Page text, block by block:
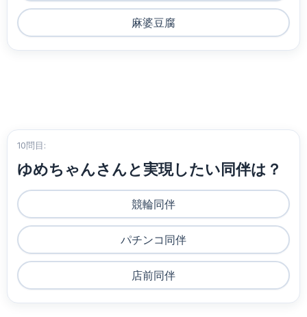
麻婆豆腐
10問目:
ゆめちゃんさんと実現したい同伴は？
競輪同伴
パチンコ同伴
店前同伴